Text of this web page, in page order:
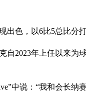
出色，以6比5总比分
2023年上任以来为
中说：“我和会